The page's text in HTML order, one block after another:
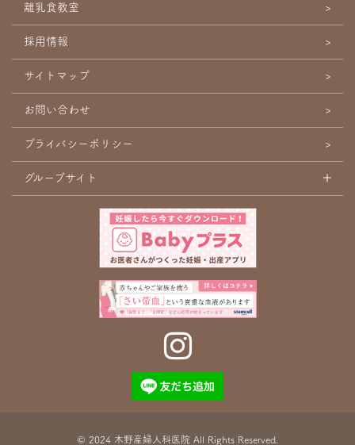
離乳食教室
採用情報
サイトマップ
お問い合わせ
プライバシーポリシー
グループサイト
© 2024 木野産婦人科医院 All Rights Reserved.